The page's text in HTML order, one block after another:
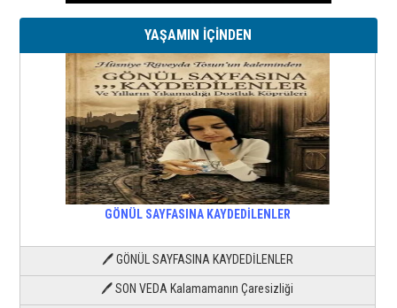
YAŞAMIN İÇİNDEN
GÖNÜL SAYFASINA KAYDEDİLENLER
🖊 GÖNÜL SAYFASINA KAYDEDİLENLER
🖊 SON VEDA Kalamamanın Çaresizliği